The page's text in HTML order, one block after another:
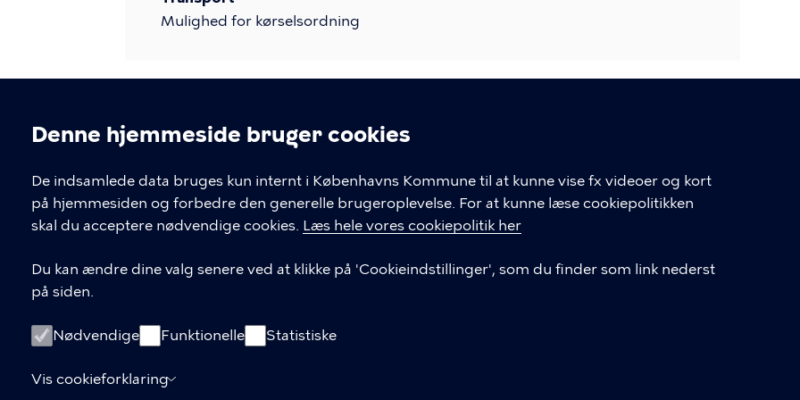
Cookieindstillinger
Denne hjemmeside bruger cookies
De indsamlede data bruges kun internt i Københavns Kommune til at kunne vise fx videoer og kort
på hjemmesiden og forbedre den generelle brugeroplevelse. For at kunne læse cookiepolitikken
skal du acceptere nødvendige cookies. Læs hele vores cookiepolitik her
Du kan ændre dine valg senere ved at klikke på 'Cookieindstillinger', som du finder som link nederst
på siden.
Nødvendige Funktionelle Statistiske
Vis cookieforklaring
Mulighed for kørselsordning
Aktiv senior i København
Sundheds- og Omsorgsforvaltningen
KONTAKT
33 66 33 66